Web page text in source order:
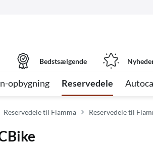
Bedstsælgende
opbygning Reservedele
Reservedele til Fiamma Reservedele til